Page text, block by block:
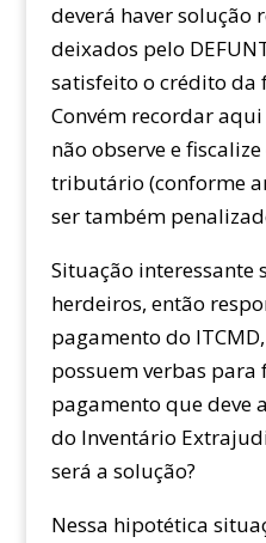
deverá haver solução
deixados pelo
satisfeito o crédito da
Convém recordar aqui
não observe e
tributário (conforme
ser também
Situação interessante
herdeiros, então
pagamento do
possuem verbas para
pagamento que deve
do Inventário
será a solução?
Nessa hipotética